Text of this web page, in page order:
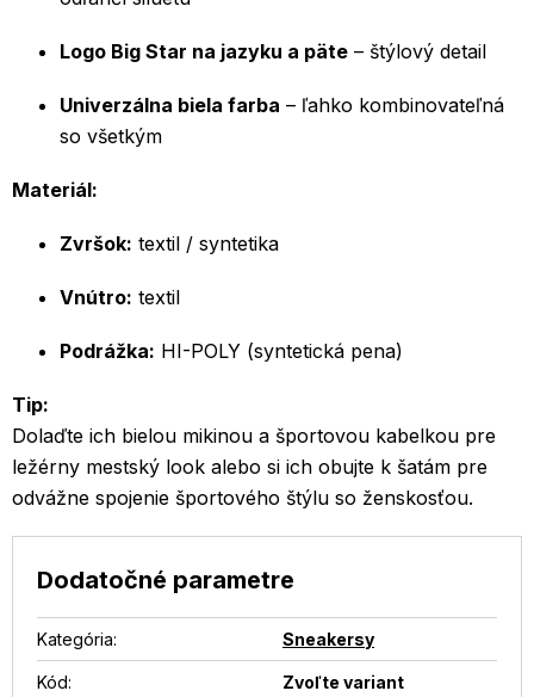
Logo Big Star na jazyku a päte – štýlový detail
Univerzálna biela farba – ľahko kombinovateľná
so všetkým
Materiál:
Zvršok: textil / syntetika
Vnútro: textil
Podrážka: HI-POLY (syntetická pena)
Tip:
Dolaďte ich bielou mikinou a športovou kabelkou pre
ležérny mestský look alebo si ich obujte k šatám pre
odvážne spojenie športového štýlu so ženskosťou.
Dodatočné parametre
Kategória: Sneakersy
Kód: Zvoľte variant